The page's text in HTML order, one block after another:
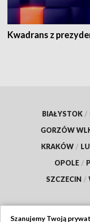
Kwadrans z
BIAŁYSTOK /
GORZÓW
KRAKÓW /
OPOLE /
SZCZECIN /
Szanujemy Twoją